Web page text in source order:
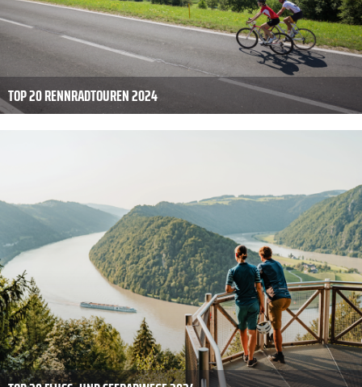
TOP 20 RENNRADTOUREN 2024